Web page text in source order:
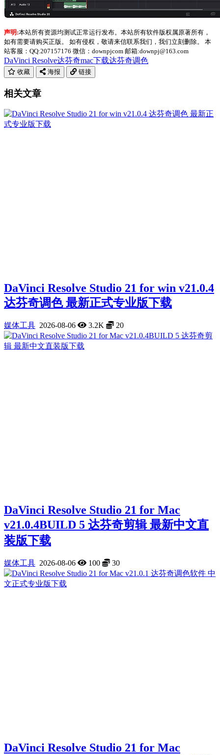
声明:本站所有资源均测试正常运行发布。本站所有软件版权属原著所有，
如有需要请购买正版。 如有侵权，敬请来信联系我们，我们立刻删除。 本
站客服：QQ:207157176 微信：downpjcom 邮箱:downpj@163.com
DaVinci Resolve达芬奇mac下载达芬奇调色
收藏 海报 链接
相关文章
DaVinci Resolve Studio 21 for win v21.0.4
达芬奇调色 最新正式专业版下载
媒体工具 2026-08-06 3.2K 20
DaVinci Resolve Studio 21 for Mac
v21.0.4BUILD 5 达芬奇剪辑 最新中文直
装版下载
媒体工具 2026-08-06 100 30
DaVinci Resolve Studio 21 for Mac